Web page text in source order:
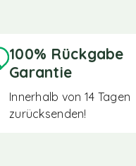
100% Rückgabe
Garantie
Innerhalb von 14 Tagen
zurücksenden!